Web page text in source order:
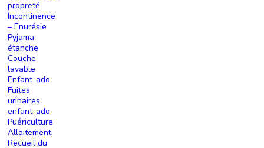
propreté
Incontinence
– Enurésie
Pyjama
étanche
Couche
lavable
Enfant-ado
Fuites
urinaires
enfant-ado
Puériculture
Allaitement
Recueil du